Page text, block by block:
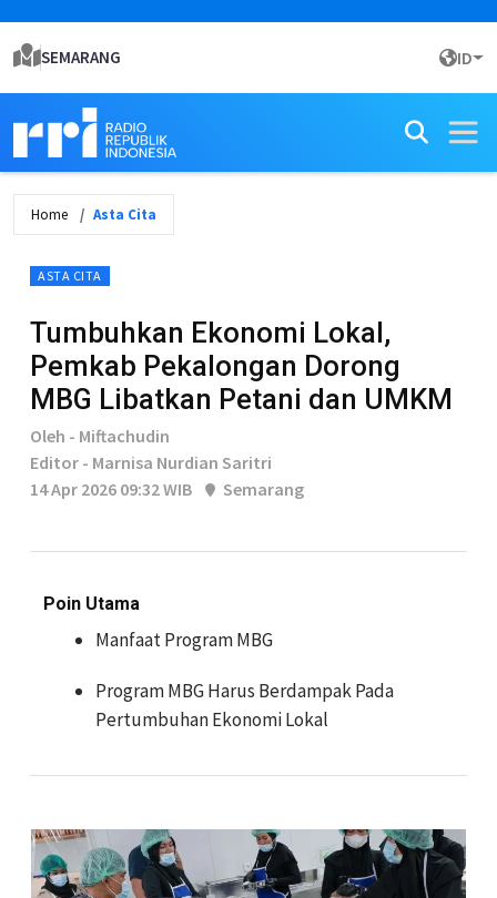
SEMARANG ID
Home Asta Cita
ASTA CITA
Tumbuhkan Ekonomi Lokal,
Pemkab Pekalongan Dorong
MBG Libatkan Petani dan UMKM
Oleh - Miftachudin
Editor - Marnisa Nurdian Saritri
14 Apr 2026 09:32 WIB
Semarang
Poin Utama
Manfaat Program MBG
Program MBG Harus Berdampak Pada
Pertumbuhan Ekonomi Lokal